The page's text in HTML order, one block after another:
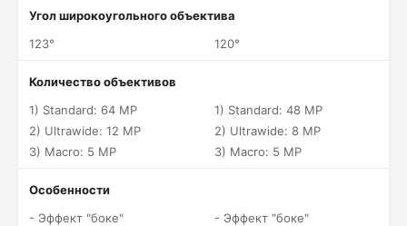
Угол широкоугольного объектива
123°
120°
Количество объективов
1) Standard: 64 MP
2) Ultrawide: 12 MP
3) Macro: 5 MP
1) Standard: 48 MP
2) Ultrawide: 8 MP
3) Macro: 5 MP
Особенности
- Эффект "боке"
- Эффект "боке"